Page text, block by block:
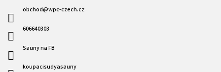
obchod@wpc-czech.cz
606640303
Sauny na FB
koupacisudyasauny